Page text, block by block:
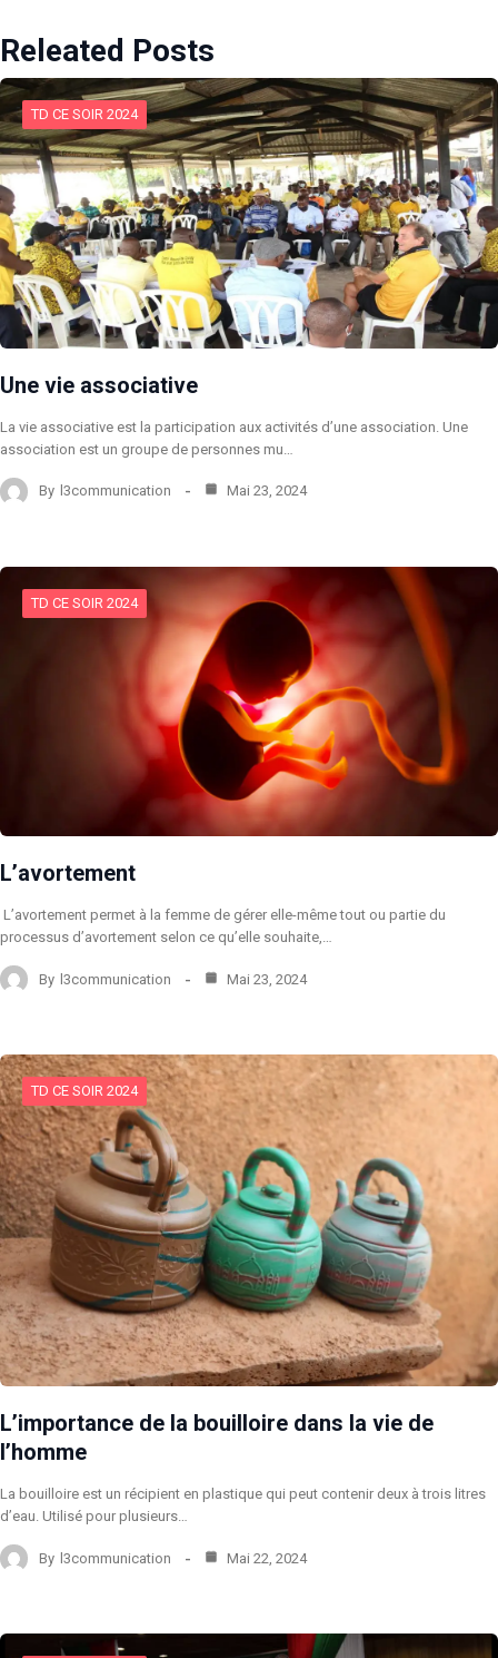
Releated Posts
TD CE SOIR 2024
Une vie associative
La vie associative est la participation aux activités d’une association. Une
association est un groupe de personnes mu…
By l3communication Mai 23, 2024
TD CE SOIR 2024
L’avortement
L’avortement permet à la femme de gérer elle-même tout ou partie du
processus d’avortement selon ce qu’elle souhaite,…
By l3communication Mai 23, 2024
TD CE SOIR 2024
L’importance de la bouilloire dans la vie de
l’homme
La bouilloire est un récipient en plastique qui peut contenir deux à trois litres
d’eau. Utilisé pour plusieurs…
By l3communication Mai 22, 2024